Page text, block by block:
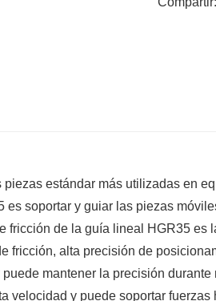
estándar más utilizadas en
es soportar y guiar las piezas
fricción de la guía lineal HGR35 es
fricción, alta precisión de
mantener la precisión
velocidad y puede soportar